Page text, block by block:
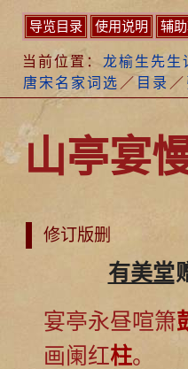
导览目录 使用说明 辅
当前位置： 龙榆生先生
唐宋名家词选 ／ 目录 ／
山亭宴
修订版删
有美堂
宴亭永昼喧箫
画阑红柱。